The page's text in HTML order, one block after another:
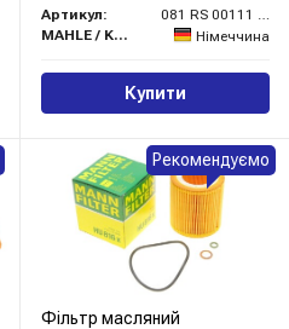
Артикул:
081 RS 00111 0N0
MAHLE / KNECHT
Німеччина
Купити
Фільтр масляний
Рекомендуємо